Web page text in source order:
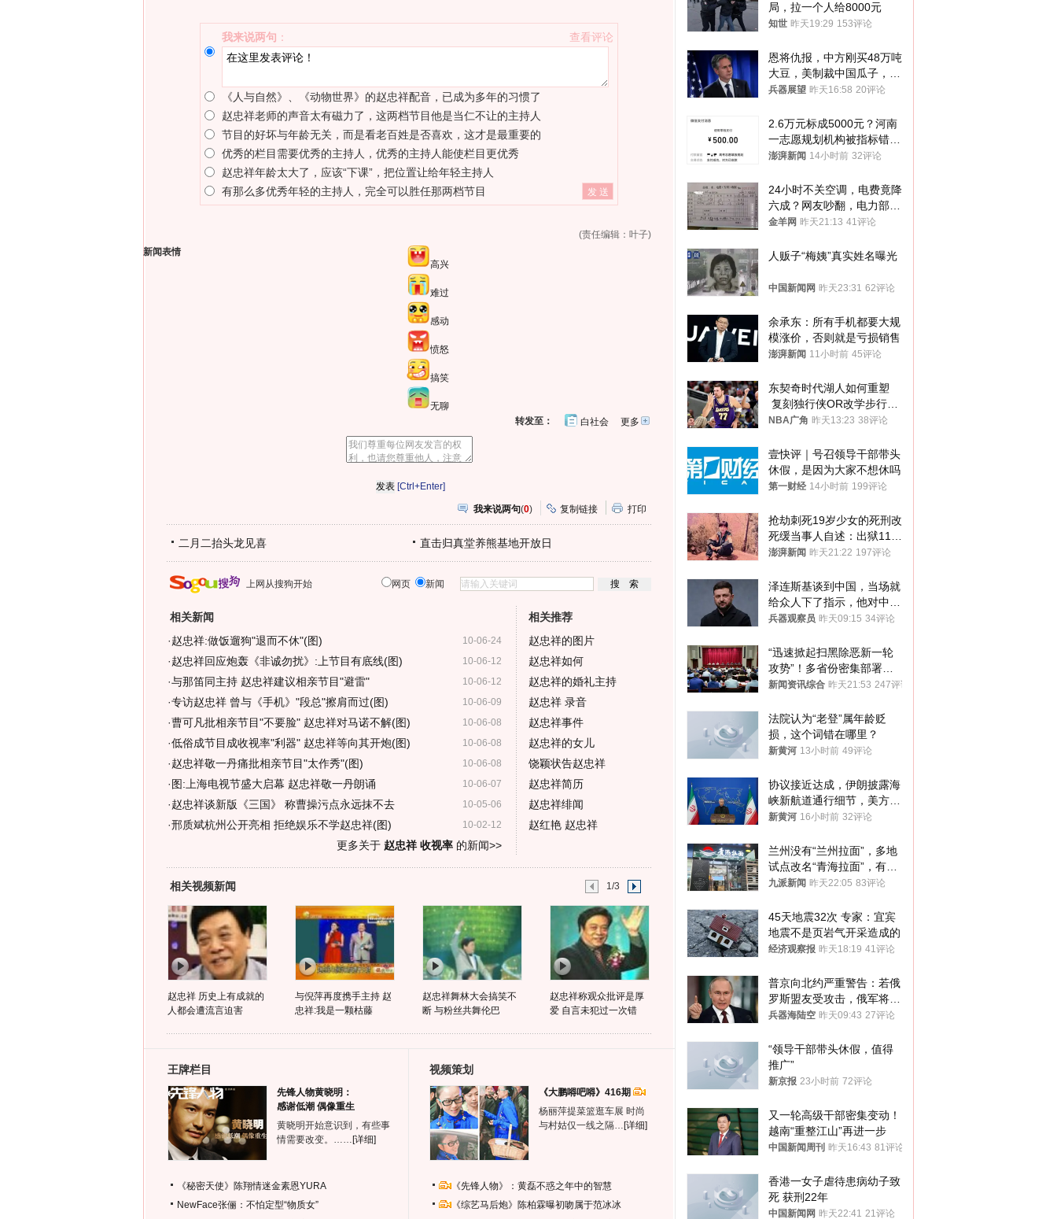
我来说两句 ： 查看评论
《人与自然》、《动物世界》的赵忠祥配音，已成为多年的习惯了
赵忠祥老师的声音太有磁力了，这两档节目他是当仁不让的主持人
节目的好坏与年龄无关，而是看老百姓是否喜欢，这才是最重要的
优秀的栏目需要优秀的主持人，优秀的主持人能使栏目更优秀
赵忠祥年龄太大了，应该“下课”，把位置让给年轻主持人
有那么多优秀年轻的主持人，完全可以胜任那两档节目
(责任编辑：叶子)
新闻表情
高兴
难过
感动
愤怒
搞笑
无聊
更多开
转发至： 白社会
[Ctrl+Enter]
我来说两句(0) 复制链接 打印
二月二抬头龙见喜 直击归真堂养熊基地开放日
上网从搜狗开始 网页 新闻
相关新闻
10-06-24
·赵忠祥:做饭遛狗"退而不休"(图)
10-06-12
·赵忠祥回应炮轰《非诚勿扰》:上节目有底线(图)
10-06-12
·与那笛同主持 赵忠祥建议相亲节目"避雷"
10-06-09
·专访赵忠祥 曾与《手机》"段总"擦肩而过(图)
10-06-08
·曹可凡批相亲节目"不要脸" 赵忠祥对马诺不解(图)
10-06-08
·低俗成节目成收视率"利器" 赵忠祥等向其开炮(图)
10-06-08
·赵忠祥敬一丹痛批相亲节目"太作秀"(图)
10-06-07
· 图:上海电视节盛大启幕 赵忠祥敬一丹朗诵
10-05-06
·赵忠祥谈新版《三国》 称曹操污点永远抹不去
10-02-12
·邢质斌杭州公开亮相 拒绝娱乐不学赵忠祥(图)
更多关于 赵忠祥 收视率的新闻>>
相关推荐
赵忠祥的图片
赵忠祥如何
赵忠祥的婚礼主持
赵忠祥 录音
赵忠祥事件
赵忠祥的女儿
饶颖状告赵忠祥
赵忠祥简历
赵忠祥绯闻
赵红艳 赵忠祥
相关视频新闻 1/3
赵忠祥 历史上有成就的
人都会遭流言迫害
与倪萍再度携手主持 赵
忠祥:我是一颗枯藤
赵忠祥舞林大会搞笑不
断 与粉丝共舞伦巴
赵忠祥称观众批评是厚
爱 自言未犯过一次错
王牌栏目
先锋人物黄晓明：
感谢低潮 偶像重生
黄晓明开始意识到，有些事
情需要改变。…… [详细]
《秘密天使》陈翔情迷金素恩YURA
NewFace张俪：不怕定型“物质女”
视频策划
《大鹏嘚吧嘚》416期
杨丽萍提菜篮逛车展 时尚
与村姑仅一线之隔… [详细]
《先锋人物》：黄磊不惑之年中的智慧
《综艺马后炮》陈柏霖曝初吻属于范冰冰
局，拉一个人给8000元
知世 昨天19:29 153评论
恩将仇报，中方刚买48万吨
大豆，美制裁中国瓜子，布
林肯措辞变了
兵器展望 昨天16:58 20评论
2.6万元标成5000元？河南
一志愿规划机构被指标错学
费致考生复读
澎湃新闻 14小时前 32评论
24小时不关空调，电费竟降
六成？网友吵翻，电力部门
回应→
金羊网 昨天21:13 41评论
人贩子“梅姨”真实姓名曝光
中国新闻网 昨天23:31 62评论
余承东：所有手机都要大规
模涨价，否则就是亏损销售
澎湃新闻 11小时前 45评论
东契奇时代湖人如何重塑
复刻独行侠OR改学步行
者？
NBA广角 昨天13:23 38评论
壹快评｜号召领导干部带头
休假，是因为大家不想休吗
第一财经 14小时前 199评论
抢劫刺死19岁少女的死刑改
死缓当事人自述：出狱11年
间始终刻意躲避被害人家属
澎湃新闻 昨天21:22 197评论
泽连斯基谈到中国，当场就
给众人下了指示，他对中国
和中乌关系，显然又有了新
兵器观察员 昨天09:15 34评论
“迅速掀起扫黑除恶新一轮
攻势”！多省份密集部署，
公布举报方式
新闻资讯综合 昨天21:53 247评论
法院认为“老登”属年龄贬
损，这个词错在哪里？
新黄河 13小时前 49评论
协议接近达成，伊朗披露海
峡新航道通行细节，美方再
提“倒计时”
新黄河 16小时前 32评论
兰州没有“兰州拉面”，多地
试点改名“青海拉面”，有商
家改名已两年
九派新闻 昨天22:05 83评论
45天地震32次 专家：宜宾
地震不是页岩气开采造成的
经济观察报 昨天18:19 41评论
普京向北约严重警告：若俄
罗斯盟友受攻击，俄军将动
用核武器保护
兵器海陆空 昨天09:43 27评论
“领导干部带头休假，值得
推广”
新京报 23小时前 72评论
又一轮高级干部密集变动！
越南“重整江山”再进一步
中国新闻周刊 昨天16:43 81评论
香港一女子虐待患病幼子致
死 获刑22年
中国新闻网 昨天22:41 21评论